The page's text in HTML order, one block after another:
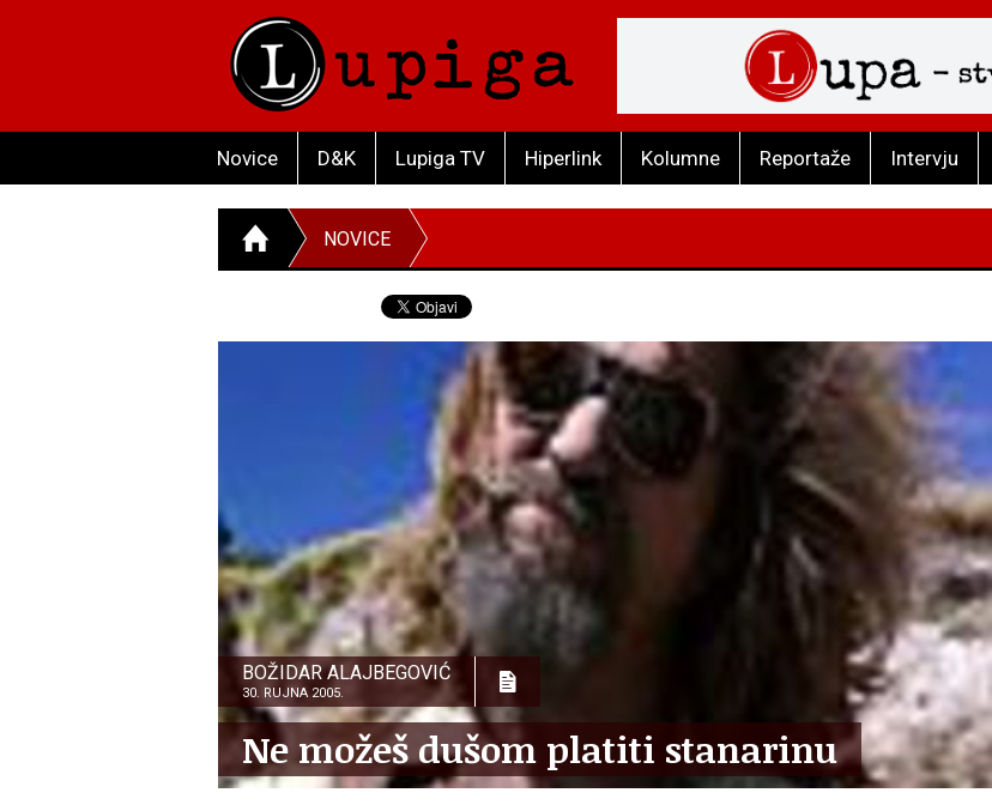
Novice D&K Lupiga TV Hiperlink Kolumne Reportaže Intervju
NOVICE
BOŽIDAR ALAJBEGOVIĆ
30. RUJNA 2005.
Ne možeš dušom platiti stanarinu